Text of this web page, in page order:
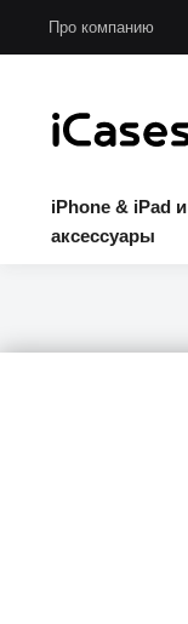
Про компанию
iPhone & iPad и
аксессуары